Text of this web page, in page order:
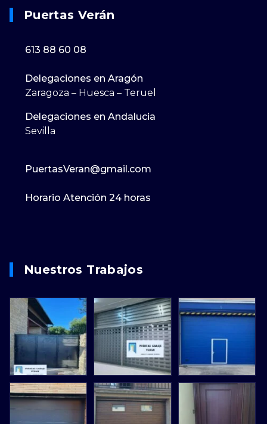
Puertas Verán
613 88 60 08
Delegaciones en Aragón
Zaragoza – Huesca – Teruel
Delegaciones en Andalucia
Sevilla
PuertasVeran@gmail.com
Horario Atención 24 horas
Nuestros Trabajos